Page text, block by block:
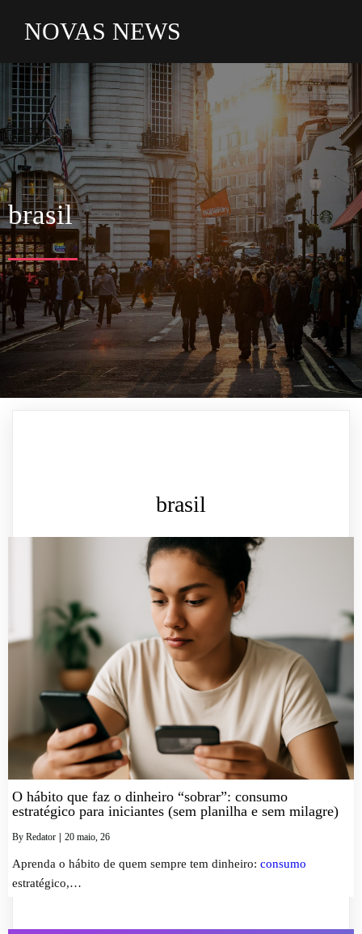
NOVAS NEWS
brasil
brasil
O hábito que faz o dinheiro “sobrar”: consumo
estratégico para iniciantes (sem planilha e sem milagre)
By Redator | 20 maio, 26
Aprenda o hábito de quem sempre tem dinheiro: consumo
estratégico,…